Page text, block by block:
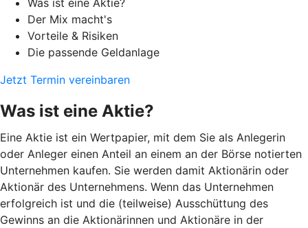
Der Mix macht's
Vorteile & Risiken
Die passende Geldanlage
Jetzt Termin vereinbaren
Was ist eine Aktie?
Eine Aktie ist ein Wertpapier, mit dem Sie als Anlegerin
oder Anleger einen Anteil an einem an der Börse notierten
Unternehmen kaufen. Sie werden damit Aktionärin oder
Aktionär des Unternehmens. Wenn das Unternehmen
erfolgreich ist und die (teilweise) Ausschüttung des
Gewinns an die Aktionärinnen und Aktionäre in der